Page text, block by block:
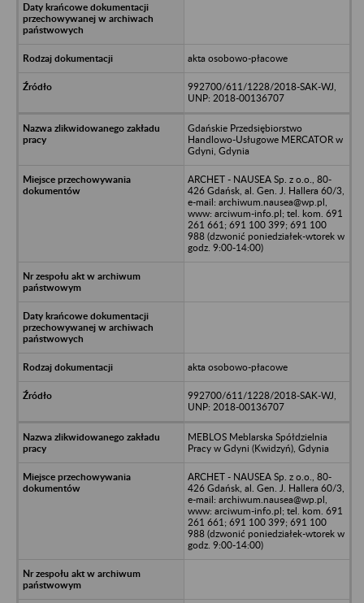
akta osobowo-płacowe
992700/611/1228/2018-SAK-WJ,
UNP: 2018-00136707
Gdańskie Przedsiębiorstwo
Handlowo-Usługowe MERCATOR w
Gdyni, Gdynia
ARCHET - NAUSEA Sp. z o.o., 80-
426 Gdańsk, al. Gen. J. Hallera 60/3,
e-mail: archiwum.nausea@wp.pl,
www: arciwum-info.pl; tel. kom. 691
261 661; 691 100 399; 691 100
988 (dzwonić poniedziałek-wtorek w
godz. 9:00-14:00)
akta osobowo-płacowe
992700/611/1228/2018-SAK-WJ,
UNP: 2018-00136707
MEBLOS Meblarska Spółdzielnia
Pracy w Gdyni (Kwidzyń), Gdynia
ARCHET - NAUSEA Sp. z o.o., 80-
426 Gdańsk, al. Gen. J. Hallera 60/3,
e-mail: archiwum.nausea@wp.pl,
www: arciwum-info.pl; tel. kom. 691
261 661; 691 100 399; 691 100
988 (dzwonić poniedziałek-wtorek w
godz. 9:00-14:00)